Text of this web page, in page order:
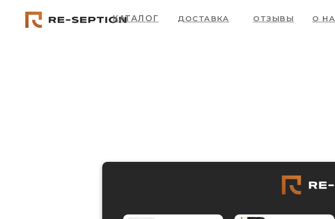
КАТАЛОГ ДОСТАВКА ОТЗЫВЫ О
Уважаемые покупатели! В связи с нестабильной